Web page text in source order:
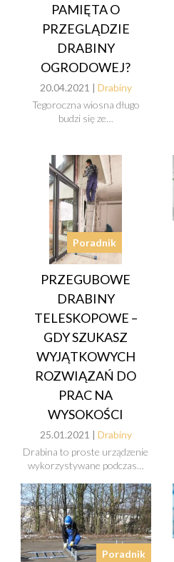
PAMIĘTA O
PRZEGLĄDZIE
DRABINY
OGRODOWEJ?
20.04.2021 | Drabiny
Tegoroczna wiosna długo
budzi się ze…
Poradnik
PRZEGUBOWE
DRABINY
TELESKOPOWE –
GDY SZUKASZ
WYJĄTKOWYCH
ROZWIĄZAŃ DO
PRAC NA
WYSOKOŚCI
25.01.2021 | Drabiny
Drabina to proste urządzenie
wykorzystywane podczas…
Poradnik